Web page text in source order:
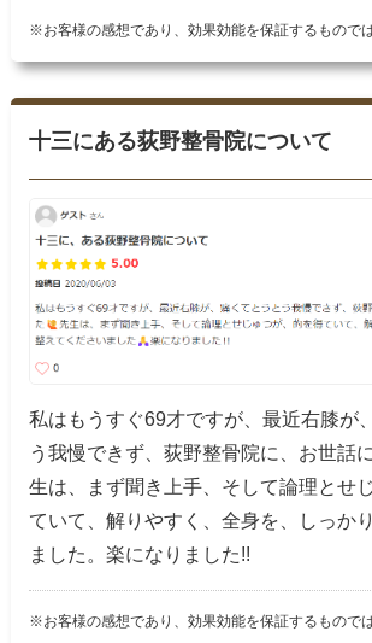
※お客様の感想であり、効果効能を保証するもので
十三にある荻野整骨院について
私はもうすぐ69才ですが、最近右膝が
う我慢できず、荻野整骨院に、お世話
生は、まず聞き上手、そして論理とせ
ていて、解りやすく、全身を、しっか
ました。楽になりました!!
※お客様の感想であり、効果効能を保証するもので